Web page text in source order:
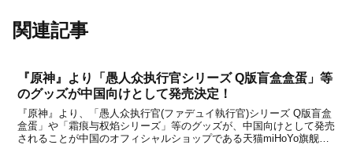
関連記事
『原神』より「愚人众执行官シリーズ Q版盲盒盒蛋」等
のグッズが中国向けとして発売決定！
『原神』より、「愚人众执行官(ファデュイ執行官)シリーズ Q版盲盒
盒蛋」や「霜痕与权焰シリーズ」等のグッズが、中国向けとして発売
されることが中国のオフィシャルショップである天猫miHoYo旗舰店